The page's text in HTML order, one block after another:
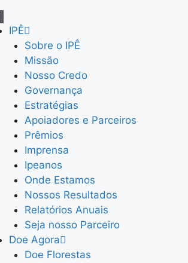
IPÊ
Sobre o IPÊ
Missão
Nosso Credo
Governança
Estratégias
Apoiadores e Parceiros
Prêmios
Imprensa
Ipeanos
Onde Estamos
Nossos Resultados
Relatórios Anuais
Seja nosso Parceiro
Doe Agora
Doe Florestas